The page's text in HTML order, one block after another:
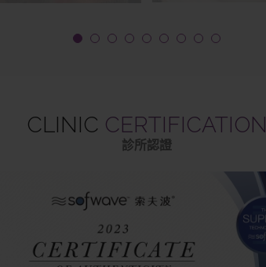
CLINIC CERTIFICATION
診所認證